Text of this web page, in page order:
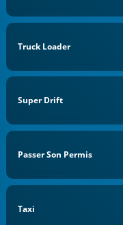
Truck Loader
Super Drift
Passer Son Permis
Taxi